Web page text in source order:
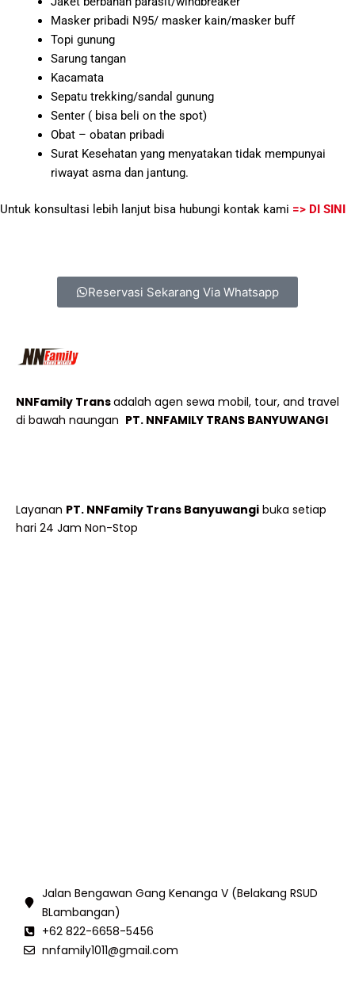
Masker pribadi N95/ masker kain/masker buff
Topi gunung
Sarung tangan
Kacamata
Sepatu trekking/sandal gunung
Senter ( bisa beli on the spot)
Obat – obatan pribadi
Surat Kesehatan yang menyatakan tidak mempunyai
riwayat asma dan jantung.
Untuk konsultasi lebih lanjut bisa hubungi kontak kami => DI SINI
Reservasi Sekarang Via Whatsapp
NNFamily Transadalah agen sewa mobil, tour, and travel
di bawah naungan PT. NNFAMILY TRANS BANYUWANGI
Layanan PT. NNFamily Trans Banyuwangi buka setiap
hari 24 Jam Non-Stop
Jalan Bengawan Gang Kenanga V (Belakang RSUD
BLambangan)
+62 822-6658-5456
nnfamily1011@gmail.com